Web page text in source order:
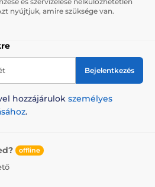
nyújtjuk, amire szüksége van.
Bejelentkezés
hozzájárulok személyes
.
offline